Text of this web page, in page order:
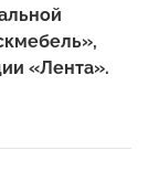
«Лента».